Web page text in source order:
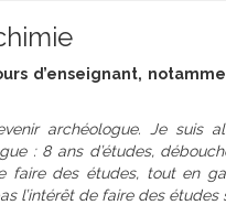
d’enseignant,
archéologue. Je suis
: 8 ans d’études,
faire des études, tout en
l’intérêt de faire des études